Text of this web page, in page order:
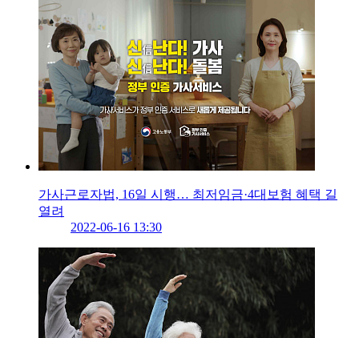
가사근로자법, 16일 시행… 최저임금·4대보험 혜택 길
열려
2022-06-16 13:30